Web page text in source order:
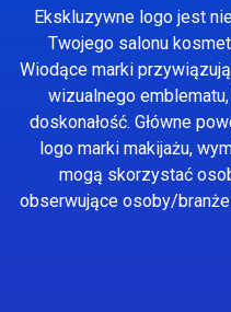
Ekskluzywne logo jest
Twojego salonu
Wiodące marki
wizualnego
doskonałość. Główne
logo marki makijażu,
mogą skorzystać
obserwujące osoby/